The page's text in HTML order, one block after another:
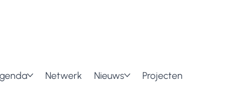
Netwerk Nieuws Projecten